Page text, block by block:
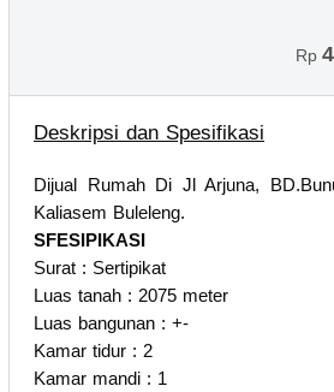
Rp
Deskripsi dan Spesifikasi
Dijual Rumah Di Jl Arjuna,
Kaliasem Buleleng.
SFESIPIKASI
Surat : Sertipikat
Luas tanah : 2075 meter
Luas bangunan : +-
Kamar tidur : 2
Kamar mandi : 1